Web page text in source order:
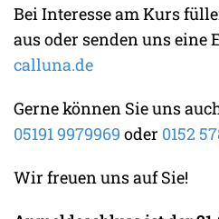
Bei Interesse am Kurs
aus oder senden uns eine
calluna.de
Gerne können Sie uns
05191 9979969 oder 0152
Wir freuen uns auf Sie!